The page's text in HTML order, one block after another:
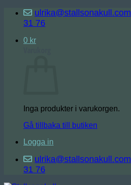
Skip
content
ulrika@stallsonakull.com
31 76
0 kr
Inga produkter i varukorgen.
Gå tillbaka till butiken
Logga in
ulrika@stallsonakull.com
31 76